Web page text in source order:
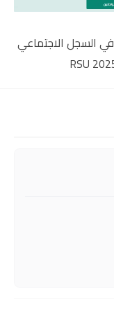
السجل الاجتماعي